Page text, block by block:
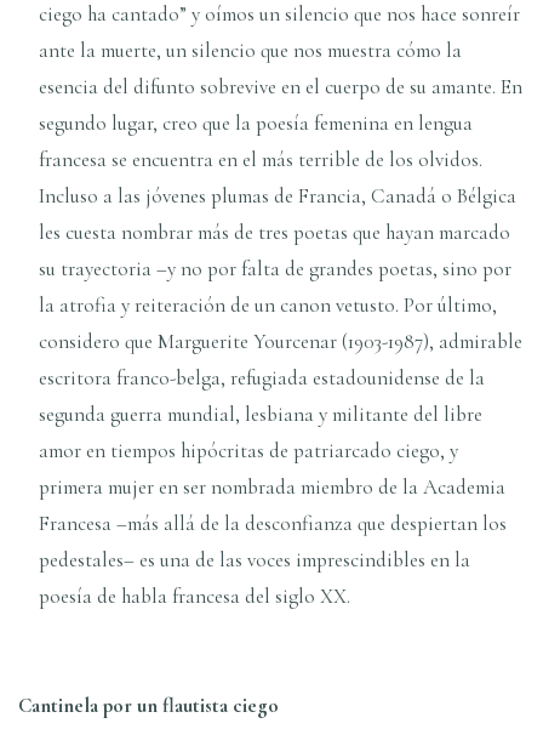
ciego ha cantado” y oímos un silencio que nos hace sonreír
ante la muerte, un silencio que nos muestra cómo la
esencia del difunto sobrevive en el cuerpo de su amante. En
segundo lugar, creo que la poesía femenina en lengua
francesa se encuentra en el más terrible de los olvidos.
Incluso a las jóvenes plumas de Francia, Canadá o Bélgica
les cuesta nombrar más de tres poetas que hayan marcado
su trayectoria –y no por falta de grandes poetas, sino por
la atrofia y reiteración de un canon vetusto. Por último,
considero que Marguerite Yourcenar (1903-1987), admirable
escritora franco-belga, refugiada estadounidense de la
segunda guerra mundial, lesbiana y militante del libre
amor en tiempos hipócritas de patriarcado ciego, y
primera mujer en ser nombrada miembro de la Academia
Francesa –más allá de la desconfianza que despiertan los
pedestales– es una de las voces imprescindibles en la
poesía de habla francesa del siglo XX.
Cantinela por un flautista ciego